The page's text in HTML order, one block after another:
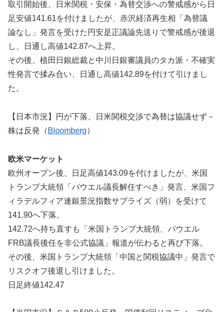
取引開始後、日米関税・安保・為替交渉への警戒感から日
足安値141.61を付けましたが、赤沢経済再生相「為替議
論なし」発言を受けた円安是正議論先送りで警戒感が後退
し、日通し高値142.87へ上昇。
その後、植田日銀総裁と中川日銀審議員のタカ派・不確実
性発言で揉み合い、日通し高値142.89を付けて引けまし
た。
【日本市況】円が下落、日米関税交渉で為替は協議せず－
株は反発（ Bloomberg）
欧米マーケット
欧州オープン後、日足高値143.09を付けましたが、米国
トランプ大統領「パウエル議長解任すべき」発言、米国フ
ィラデルフィア連銀景況指数サプライズ（弱）を受けて
141.90へ下落。
142.72へ持ち直すも「米国トランプ大統領、パウエル
FRB議長後任を非公式協議」報道が伝わると再び下落。
その後、米国トランプ大統領「中国と関税協議中」発言で
リスクオフ後退し引けました。
日足終値142.47